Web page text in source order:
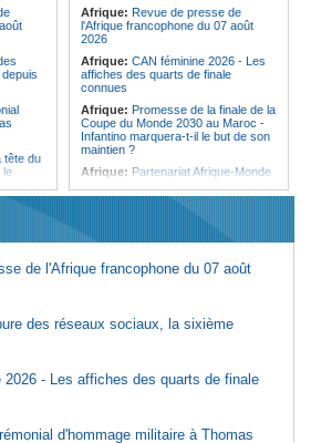
au
d'audition
tête du
le
du
des
4
Afrique: Revue de presse de
l'Afrique francophone du 07 août
2026
Afrique: CAN féminine 2026 - Les
affiches des quarts de finale
connues
Afrique: Promesse de la finale de la
Coupe du Monde 2030 au Maroc -
Infantino marquera-t-il le but de son
maintien ?
Afrique: Partenariat Afrique-Monde
relancer la coopération
d'hostilité menée par Le Caire
Tunisie:Mouled 2026 - Voici la date
Hydrogène vert - La pays
peut-il transformer son potentiel en
Comment transformer le label
Le charançon rouge
de l'Afrique francophone du 07 août
des réseaux sociaux, la sixième
2026 - Les affiches des quarts de finale
d'hommage militaire à Thomas